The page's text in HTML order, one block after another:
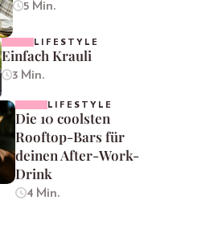
5 Min.
LIFESTYLE
Einfach Krauli
3 Min.
LIFESTYLE
Die 10 coolsten
Rooftop-Bars für
deinen After-Work-
Drink
4 Min.